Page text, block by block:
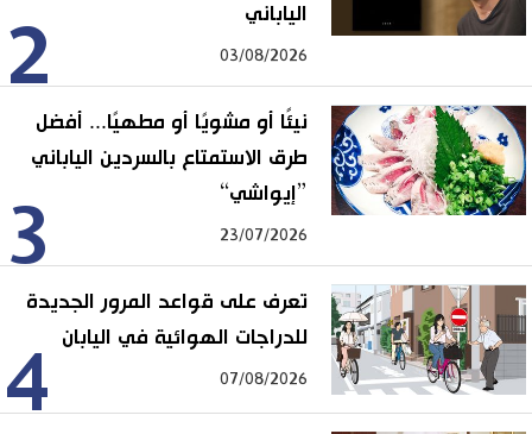
2
الياباني
03/08/2026
3
نيئًا أو مشويًا أو مطهيًا... أفضل
طرق الاستمتاع بالسردين الياباني
”إيواشي“
23/07/2026
4
تعرف على قواعد المرور الجديدة
للدراجات الهوائية في اليابان
07/08/2026